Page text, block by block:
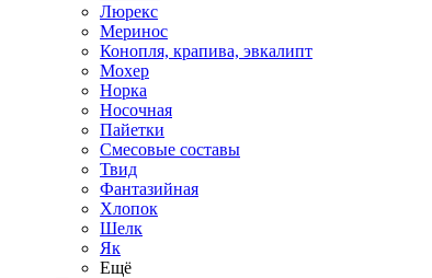
Люрекс
Меринос
Конопля, крапива, эвкалипт
Мохер
Норка
Носочная
Пайетки
Смесовые составы
Твид
Фантазийная
Хлопок
Шелк
Як
Ещё